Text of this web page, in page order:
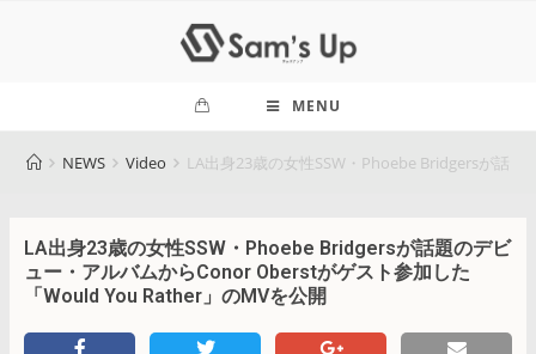
MENU
NEWS Video LA出身23歳の女性SSW・Phoebe Bridgersが話
LA出身23歳の女性SSW・Phoebe Bridgersが話題のデビ
ュー・アルバムからConor Oberstがゲスト参加した
「Would You Rather」のMVを公開